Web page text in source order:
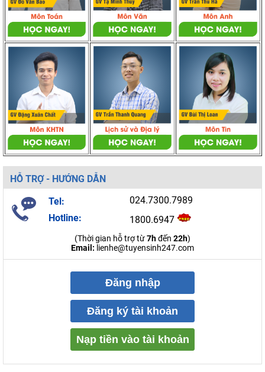
HỖ TRỢ - HƯỚNG DẪN
Tel:
024.7300.7989
Hotline:
1800.6947
(Thời gian hỗ trợ từ7hđến 22h)
Email: lienhe@tuyensinh247.com
Đăng nhập
Đăng ký tài khoản
Nạp tiền vào tài khoản